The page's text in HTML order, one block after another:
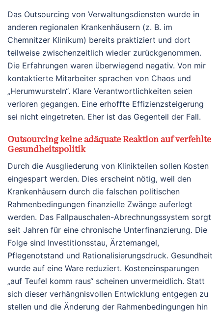
Das Outsourcing von Verwaltungsdiensten wurde in
anderen regionalen Krankenhäusern (z. B. im
Chemnitzer Klinikum) bereits praktiziert und dort
teilweise zwischenzeitlich wieder zurückgenommen.
Die Erfahrungen waren überwiegend negativ. Von mir
kontaktierte Mitarbeiter sprachen von Chaos und
„Herumwursteln“. Klare Verantwortlichkeiten seien
verloren gegangen. Eine erhoffte Effizienzsteigerung
sei nicht eingetreten. Eher ist das Gegenteil der Fall.
Outsourcing keine adäquate Reaktion auf verfehlte
Gesundheitspolitik
Durch die Ausgliederung von Klinikteilen sollen Kosten
eingespart werden. Dies erscheint nötig, weil den
Krankenhäusern durch die falschen politischen
Rahmenbedingungen finanzielle Zwänge auferlegt
werden. Das Fallpauschalen-Abrechnungssystem sorgt
seit Jahren für eine chronische Unterfinanzierung. Die
Folge sind Investitionsstau, Ärztemangel,
Pflegenotstand und Rationalisierungsdruck. Gesundheit
wurde auf eine Ware reduziert. Kosteneinsparungen
„auf Teufel komm raus“ scheinen unvermeidlich. Statt
sich dieser verhängnisvollen Entwicklung entgegen zu
stellen und die Änderung der Rahmenbedingungen hin